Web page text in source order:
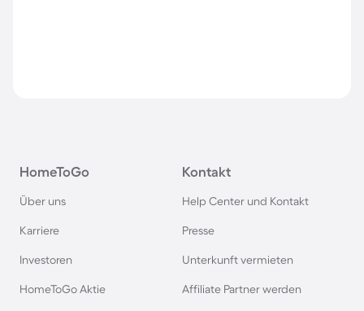
HomeToGo
Über uns
Karriere
Investoren
HomeToGo Aktie
Kontakt
Help Center und Kontakt
Presse
Unterkunft vermieten
Affiliate Partner werden